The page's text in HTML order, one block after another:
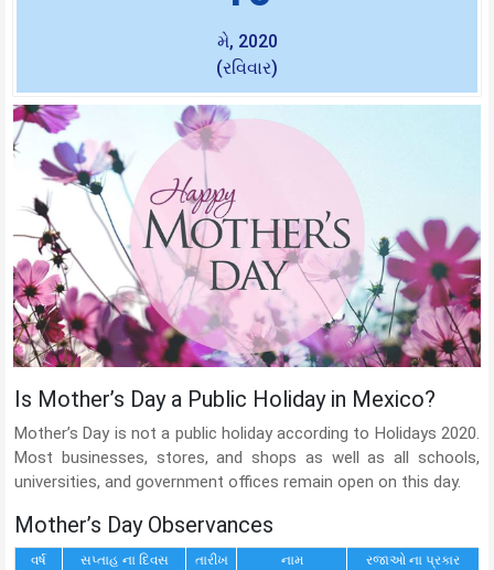
મે, 2020
(રવિવાર)
Is Mother’s Day a Public Holiday in Mexico?
Mother’s Day is not a public holiday according to Holidays 2020.
Most businesses, stores, and shops as well as all schools,
universities, and government offices remain open on this day.
Mother’s Day Observances
વર્ષ સપ્તાહ ના દિવસ તારીખ નામ
રજાઓ ના પ્રકાર